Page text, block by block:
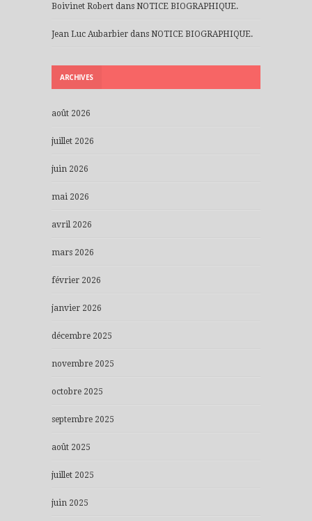
Boivinet Robert dans NOTICE BIOGRAPHIQUE.
Jean Luc Aubarbier dans NOTICE BIOGRAPHIQUE.
ARCHIVES
août 2026
juillet 2026
juin 2026
mai 2026
avril 2026
mars 2026
février 2026
janvier 2026
décembre 2025
novembre 2025
octobre 2025
septembre 2025
août 2025
juillet 2025
juin 2025